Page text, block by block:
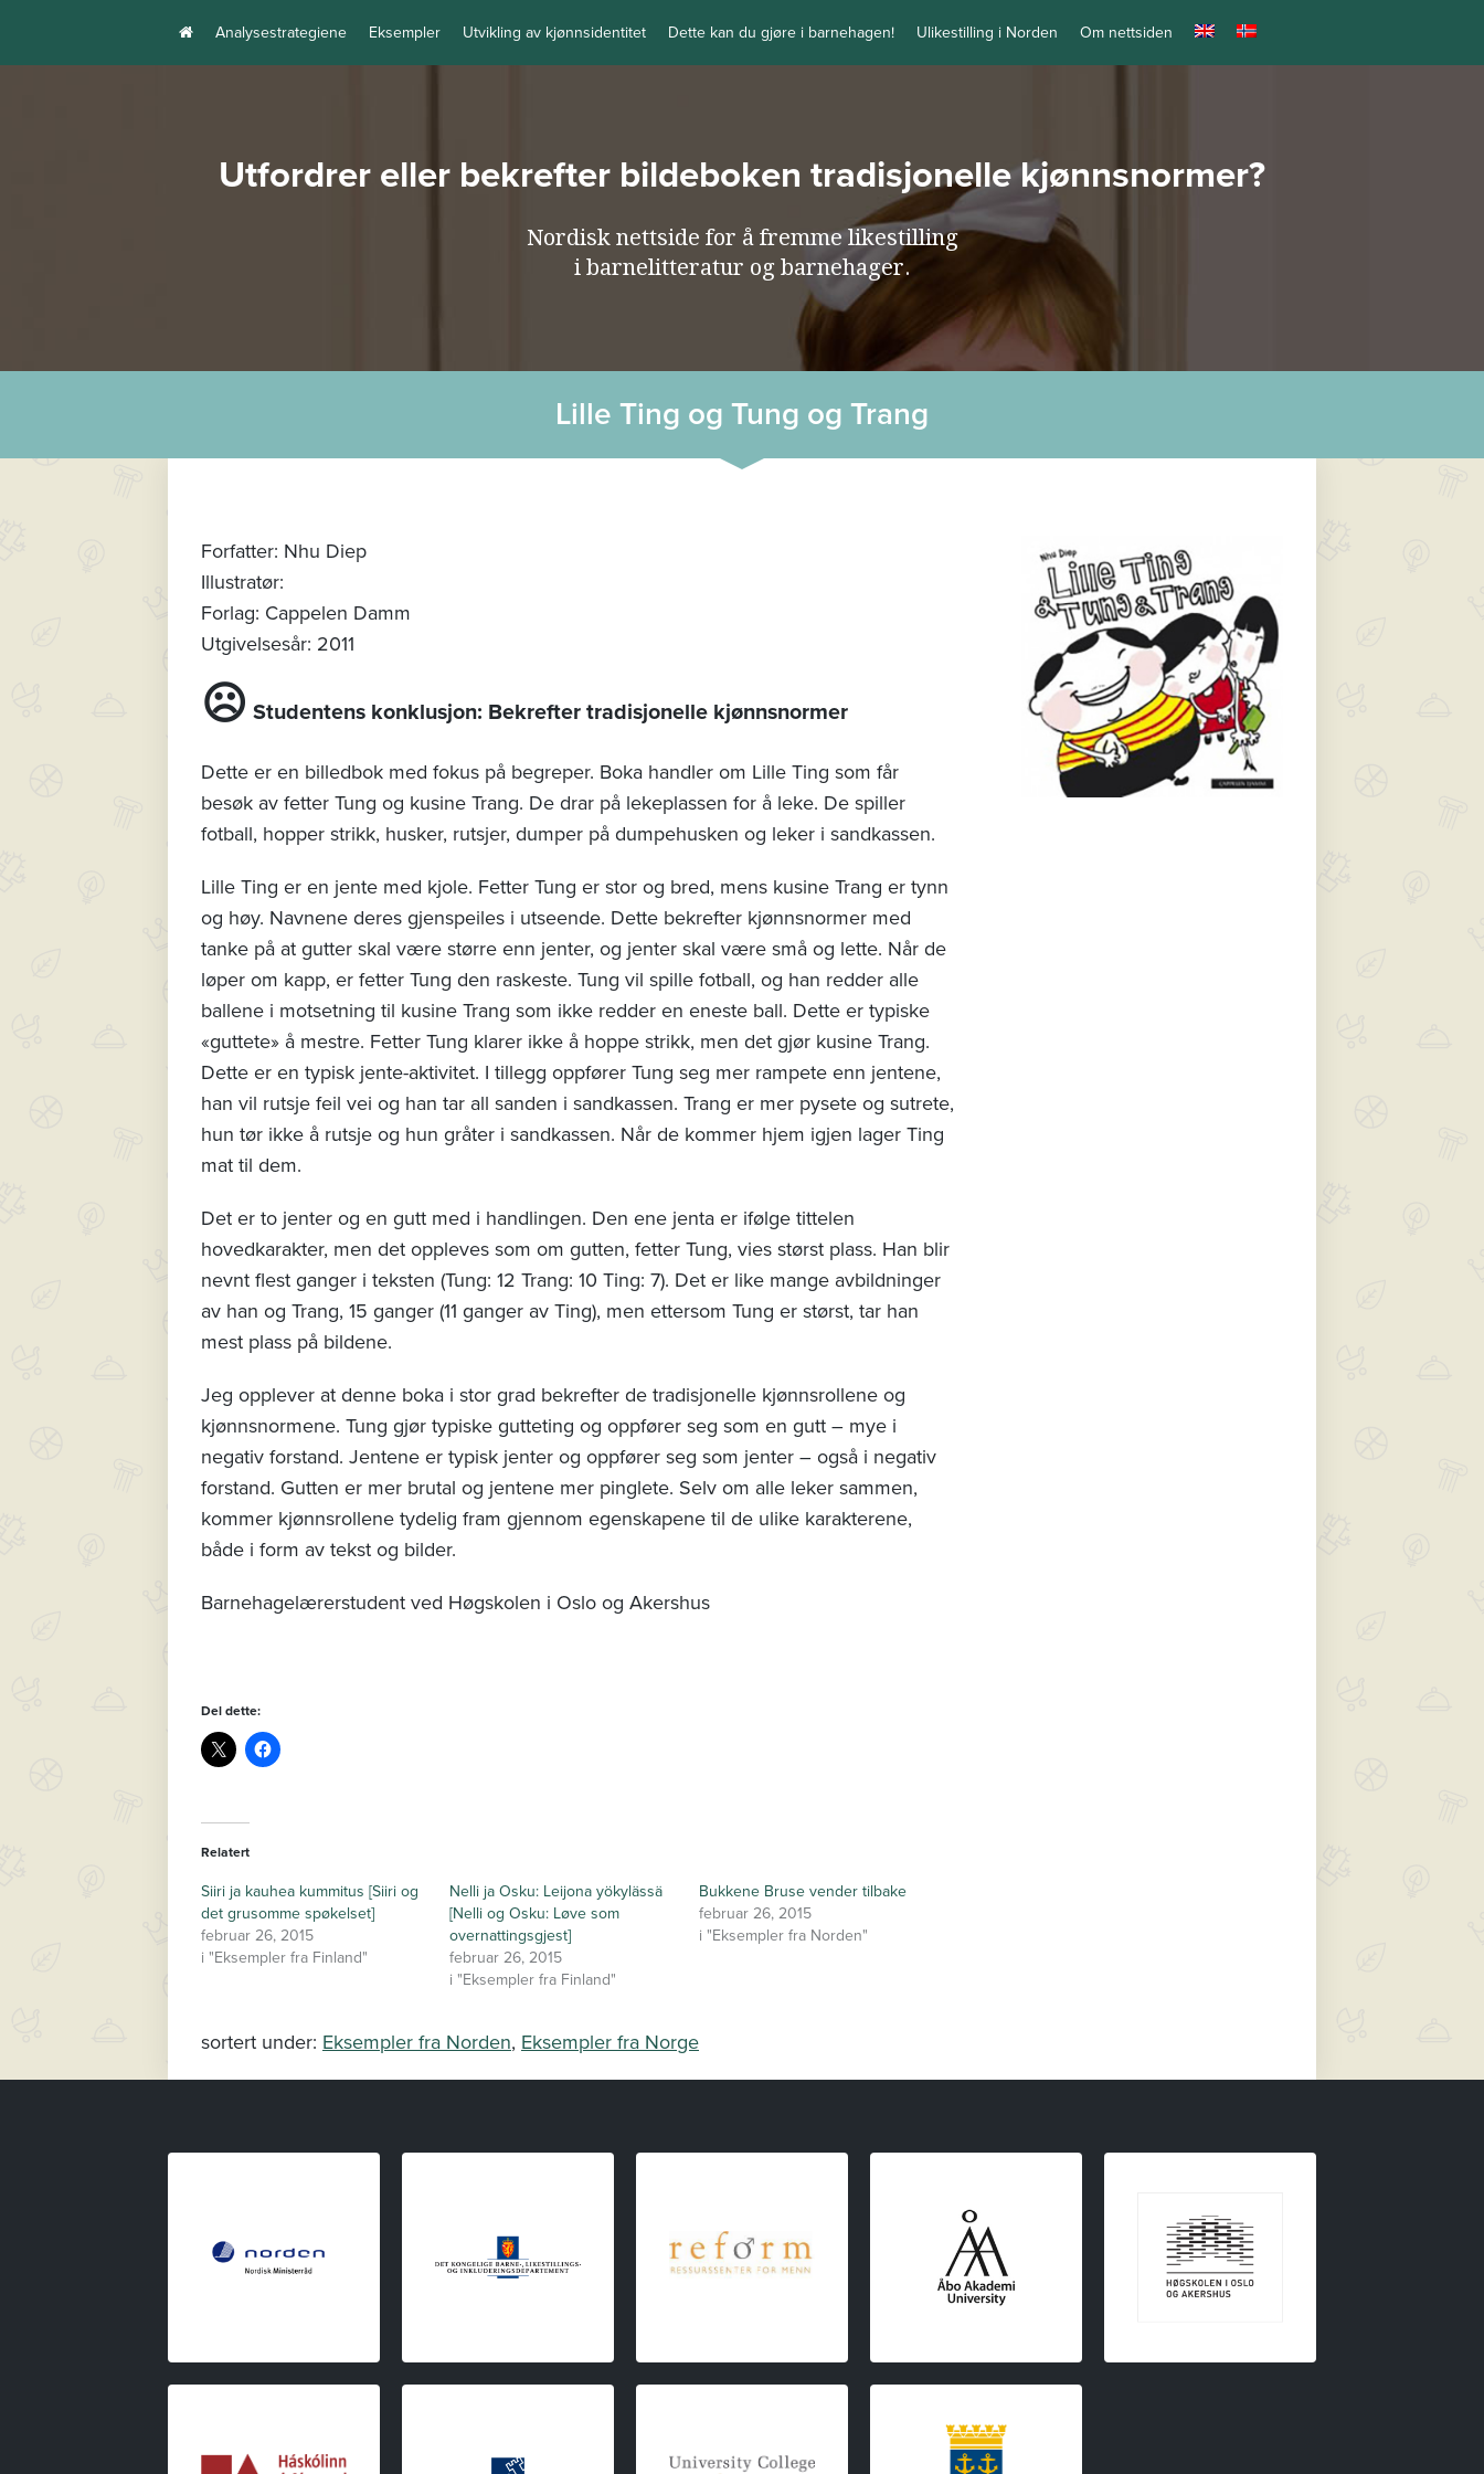
Analysestrategiene Eksempler Utvikling av kjønnsidentitet Dette kan du gjøre i barnehagen! Ulikestilling i Norden Om nettsiden
Utfordrer eller bekrefter bildeboken tradisjonelle kjønnsnormer?
Nordisk nettside for å fremme likestilling
i barnelitteratur og barnehager.
Lille Ting og Tung og Trang
Forfatter: Nhu Diep
Illustratør:
Forlag: Cappelen Damm
Utgivelsesår: 2011
☹ Studentens konklusjon: Bekrefter tradisjonelle kjønnsnormer
Dette er en billedbok med fokus på begreper. Boka handler om Lille Ting som får
besøk av fetter Tung og kusine Trang. De drar på lekeplassen for å leke. De spiller
fotball, hopper strikk, husker, rutsjer, dumper på dumpehusken og leker i sandkassen.
Lille Ting er en jente med kjole. Fetter Tung er stor og bred, mens kusine Trang er tynn
og høy. Navnene deres gjenspeiles i utseende. Dette bekrefter kjønnsnormer med
tanke på at gutter skal være større enn jenter, og jenter skal være små og lette. Når de
løper om kapp, er fetter Tung den raskeste. Tung vil spille fotball, og han redder alle
ballene i motsetning til kusine Trang som ikke redder en eneste ball. Dette er typiske
«guttete» å mestre. Fetter Tung klarer ikke å hoppe strikk, men det gjør kusine Trang.
Dette er en typisk jente-aktivitet. I tillegg oppfører Tung seg mer rampete enn jentene,
han vil rutsje feil vei og han tar all sanden i sandkassen. Trang er mer pysete og sutrete,
hun tør ikke å rutsje og hun gråter i sandkassen. Når de kommer hjem igjen lager Ting
mat til dem.
Det er to jenter og en gutt med i handlingen. Den ene jenta er ifølge tittelen
hovedkarakter, men det oppleves som om gutten, fetter Tung, vies størst plass. Han blir
nevnt flest ganger i teksten (Tung: 12 Trang: 10 Ting: 7). Det er like mange avbildninger
av han og Trang, 15 ganger (11 ganger av Ting), men ettersom Tung er størst, tar han
mest plass på bildene.
Jeg opplever at denne boka i stor grad bekrefter de tradisjonelle kjønnsrollene og
kjønnsnormene. Tung gjør typiske gutteting og oppfører seg som en gutt – mye i
negativ forstand. Jentene er typisk jenter og oppfører seg som jenter – også i negativ
forstand. Gutten er mer brutal og jentene mer pinglete. Selv om alle leker sammen,
kommer kjønnsrollene tydelig fram gjennom egenskapene til de ulike karakterene,
både i form av tekst og bilder.
Barnehagelærerstudent ved Høgskolen i Oslo og Akershus
Del dette:
Relatert
Siiri ja kauhea kummitus [Siiri og
det grusomme spøkelset]
februar 26, 2015
i "Eksempler fra Finland"
Nelli ja Osku: Leijona yökylässä
[Nelli og Osku: Løve som
overnattingsgjest]
februar 26, 2015
i "Eksempler fra Finland"
Bukkene Bruse vender tilbake
februar 26, 2015
i "Eksempler fra Norden"
sortert under: Eksempler fra Norden, Eksempler fra Norge